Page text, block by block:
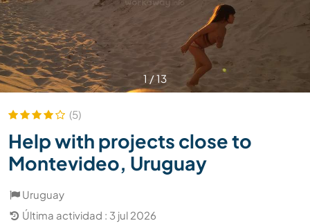
1 /13
(5)
Help with projects close to
Montevideo, Uruguay
Uruguay
Última actividad : 3 jul 2026